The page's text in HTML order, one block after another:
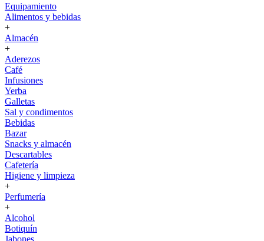
Equipamiento
Alimentos y bebidas
+
Almacén
+
Aderezos
Café
Infusiones
Yerba
Galletas
Sal y condimentos
Bebidas
Bazar
Snacks y almacén
Descartables
Cafetería
Higiene y limpieza
+
Perfumería
+
Alcohol
Botiquín
Jabones